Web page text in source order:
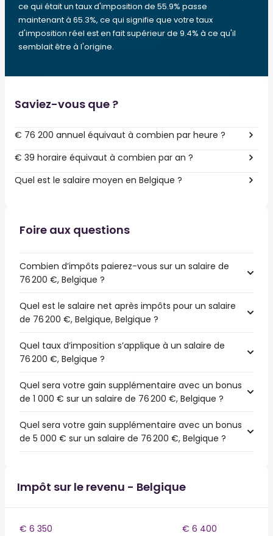
ce qui était un taux d'imposition de 55.9% passe
maintenant à 65.3%, ce qui signifie que votre taux
d'imposition réel est en fait supérieur de 9.4% à ce qu'il
semblait être à l'origine.
Saviez-vous que ?
€ 76 200 annuel équivaut à combien par heure ?
€ 39 horaire équivaut à combien par an ?
Quel est le salaire moyen en Belgique ?
Foire aux questions
Combien d’impôts paierez-vous sur un salaire de
76 200 €, Belgique ?
Quel est le salaire net après impôts pour un salaire
de 76 200 €, Belgique, Belgique ?
Quel taux d’imposition s’applique à un salaire de
76 200 €, Belgique ?
Quel sera votre gain supplémentaire avec un bonus
de 1 000 € sur un salaire de 76 200 €, Belgique ?
Quel sera votre gain supplémentaire avec un bonus
de 5 000 € sur un salaire de 76 200 €, Belgique ?
Impôt sur le revenu - Belgique
€ 6 350
€ 6 400